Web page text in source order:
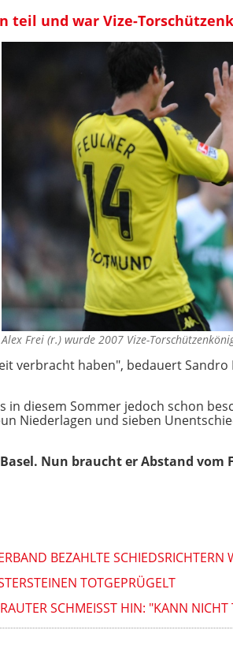
und war Vize-
Alex Frei (r.) wurde 2007 Vize-
verbracht haben", bedauert Sandro
diesem Sommer jedoch schon
Niederlagen und sieben
Nun braucht er Abstand vom
BEZAHLTE SCHIEDSRICHTERN
TOTGEPRÜGELT
SCHMEISST HIN: "KANN NICHT